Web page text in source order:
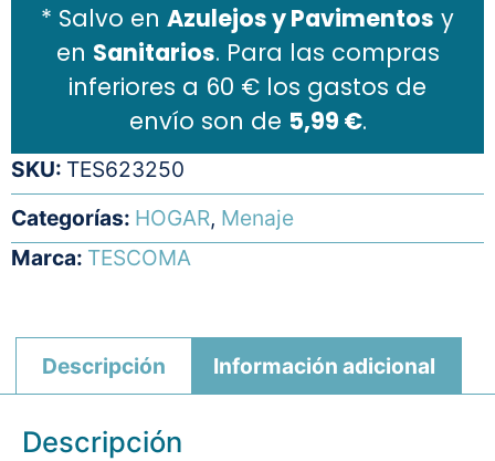
* Salvo en Azulejos y Pavimentos y
en Sanitarios. Para las compras
inferiores a 60 € los gastos de
envío son de 5,99 €.
SKU: TES623250
Categorías: HOGAR, Menaje
Marca: TESCOMA
Descripción Información adicional
Descripción